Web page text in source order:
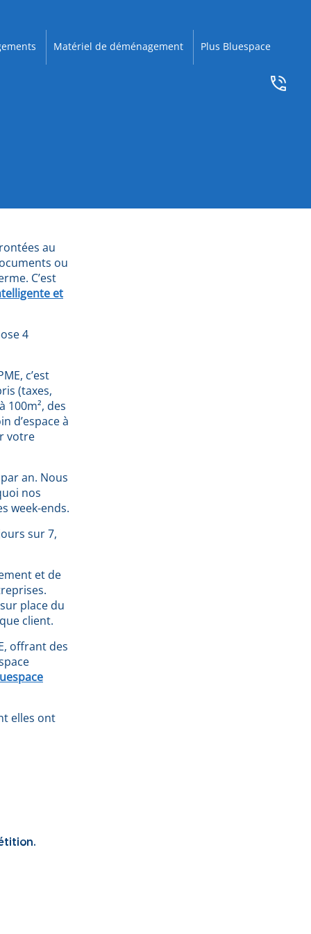
Matériel de déménagement Plus Bluespace
au
ou
C’est
et
4
c’est
(taxes,
100m², des
d’espace à
votre
an. Nous
nos
week-ends.
sur 7,
et de
place du
client.
offrant des
elles ont